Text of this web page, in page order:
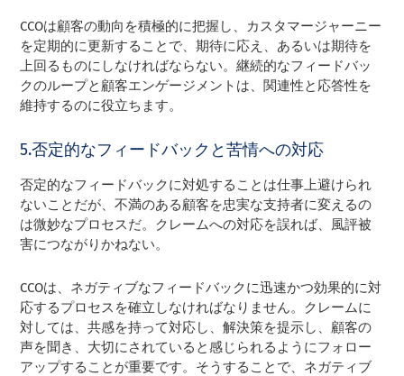
CCOは顧客の動向を積極的に把握し、カスタマージャーニー
を定期的に更新することで、期待に応え、あるいは期待を
上回るものにしなければならない。継続的なフィードバッ
クのループと顧客エンゲージメントは、関連性と応答性を
維持するのに役立ちます。
5.否定的なフィードバックと苦情への対応
否定的なフィードバックに対処することは仕事上避けられ
ないことだが、不満のある顧客を忠実な支持者に変えるの
は微妙なプロセスだ。クレームへの対応を誤れば、風評被
害につながりかねない。
CCOは、ネガティブなフィードバックに迅速かつ効果的に対
応するプロセスを確立しなければなりません。クレームに
対しては、共感を持って対応し、解決策を提示し、顧客の
声を聞き、大切にされていると感じられるようにフォロー
アップすることが重要です。そうすることで、ネガティブ